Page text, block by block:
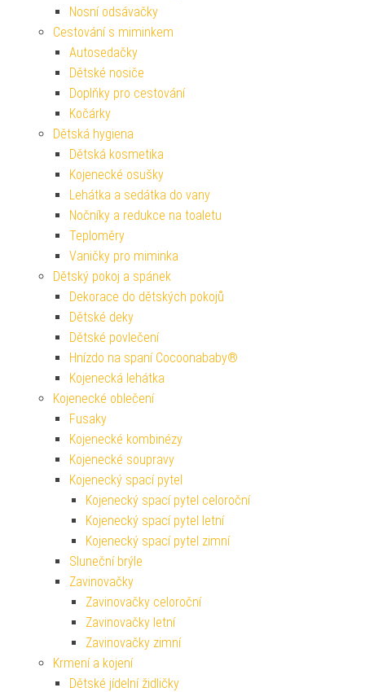
Nosní odsávačky
Cestování s miminkem
Autosedačky
Dětské nosiče
Doplňky pro cestování
Kočárky
Dětská hygiena
Dětská kosmetika
Kojenecké osušky
Lehátka a sedátka do vany
Nočníky a redukce na toaletu
Teploměry
Vaničky pro miminka
Dětský pokoj a spánek
Dekorace do dětských pokojů
Dětské deky
Dětské povlečení
Hnízdo na spaní Cocoonababy®
Kojenecká lehátka
Kojenecké oblečení
Fusaky
Kojenecké kombinézy
Kojenecké soupravy
Kojenecký spací pytel
Kojenecký spací pytel celoroční
Kojenecký spací pytel letní
Kojenecký spací pytel zimní
Sluneční brýle
Zavinovačky
Zavinovačky celoroční
Zavinovačky letní
Zavinovačky zimní
Krmení a kojení
Dětské jídelní židličky